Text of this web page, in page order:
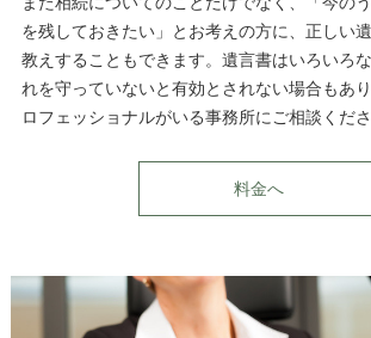
を残しておきたい」とお考えの方に、正しい
教えすることもできます。遺言書はいろいろ
れを守っていないと有効とされない場合もあ
ロフェッショナルがいる事務所にご相談くださ
料金へ